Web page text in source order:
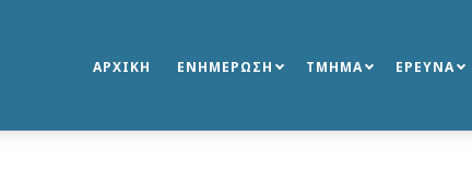
ΑΡΧΙΚΗ ΕΝΗΜΕΡΩΣΗ ΤΜΗΜΑ ΕΡΕΥΝΑ